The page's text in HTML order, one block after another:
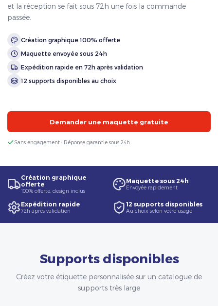
et la réception se fait sous 72h une fois la commande
passée.
Création graphique 100% offerte
Maquette envoyée sous 24h
Expédition rapide en 72h après validation
12 supports disponibles au choix
Demander une maquette gratuite
Sans engagement · Réponse garantie sous 24h
Création graphique
offerte
100% offerte, design inclus
Maquette sous 24h
Envoyée rapidement
Expédition rapide
72h après validation
12 supports disponibles
Au choix selon votre usage
Supports disponibles
Créez votre étiquette personnalisée sur un catalogue de
supports très large